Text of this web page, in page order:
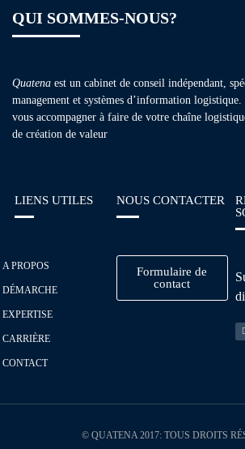
QUI SOMMES-NOUS?
Quatena est un cabinet de conseil indépendant,
management et systèmes d’information
vous accompagner à faire de votre chaîne
de création de valeur
LIENS UTILES
A PROPOS
DÉMARCHE
EXPERTISE
CARRIÈRE
CONTACT
NOUS CONTACTER
Formulaire de
contact
© QUATENA 2017: TOUS DROITS